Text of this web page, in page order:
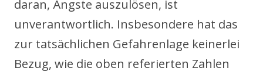
daran, Ängste auszulösen, ist
unverantwortlich. Insbesondere hat das
zur tatsächlichen Gefahrenlage keinerlei
Bezug, wie die oben referierten Zahlen